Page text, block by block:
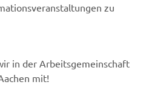
zu
in der Arbeitsgemeinschaft
mit!